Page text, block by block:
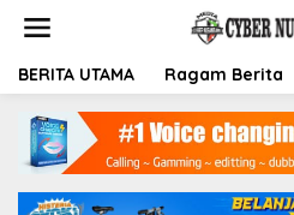
t
BERITA UTAMA Ragam Berita